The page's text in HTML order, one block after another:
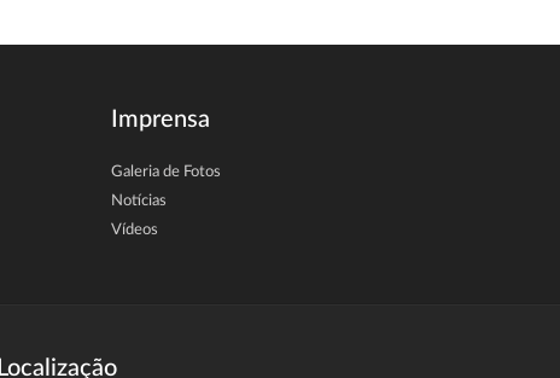
Imprensa
Galeria de Fotos
Notícias
Vídeos
Localização